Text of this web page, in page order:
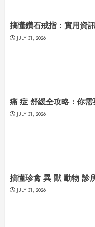
搞懂鑽石戒指：實用資
JULY 31, 2026
痛 症 舒緩全攻略：你
JULY 31, 2026
搞懂珍禽 異 獸 動物 診
JULY 31, 2026